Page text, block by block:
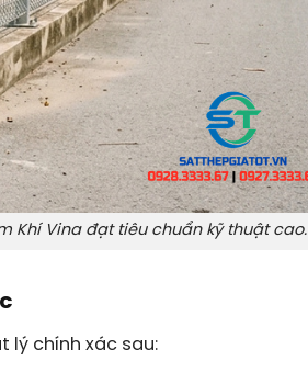
Khí Vina đạt tiêu chuẩn kỹ thuật cao.
lý chính xác sau: